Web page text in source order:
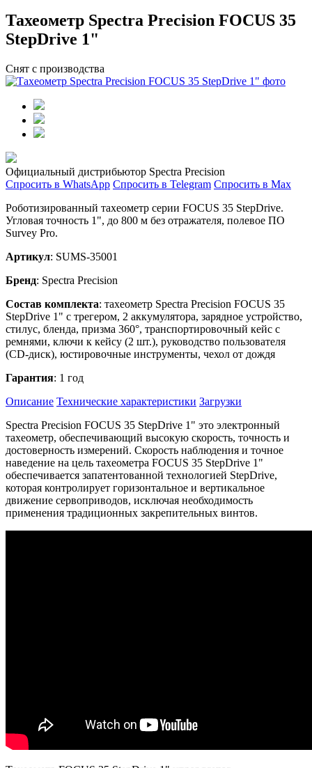
Тахеометр Spectra Precision FOCUS 35
StepDrive 1"
Снят с производства
Официальный дистрибьютор Spectra Precision
Спросить в WhatsApp Спросить в Telegram Спросить в Max
Роботизированный тахеометр серии FOCUS 35 StepDrive.
Угловая точность 1", до 800 м без отражателя, полевое ПО
Survey Pro.
Артикул: SUMS-35001
Бренд: Spectra Precision
Состав комплекта: тахеометр Spectra Precision FOCUS 35
StepDrive 1" с трегером, 2 аккумулятора, зарядное устройство,
стилус, бленда, призма 360°, транспортировочный кейс с
ремнями, ключи к кейсу (2 шт.), руководство пользователя
(CD-диск), юстировочные инструменты, чехол от дождя
Гарантия: 1 год
Описание Технические характеристики Загрузки
Spectra Precision FOCUS 35 StepDrive 1" это электронный
тахеометр, обеспечивающий высокую скорость, точность и
достоверность измерений. Скорость наблюдения и точное
наведение на цель тахеометра FOCUS 35 StepDrive 1"
обеспечивается запатентованной технологией StepDrive,
которая контролирует горизонтальное и вертикальное
движение сервоприводов, исключая необходимость
применения традиционных закрепительных винтов.